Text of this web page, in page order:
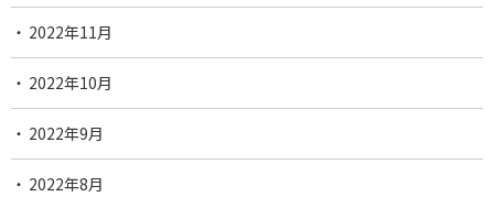
2022年11月
2022年10月
2022年9月
2022年8月